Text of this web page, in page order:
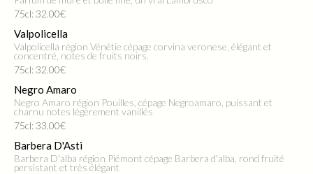
75cl: 32.00€
Valpolicella
Valpolicella région Vénétie cépage corvina veronese, élégant et
concentré, notes de fruits noirs.
75cl: 32.00€
Negro Amaro
Negro Amaro région Pouilles, cépage Negroamaro, puissant et
charnu notes légèrement vanillés
75cl: 33.00€
Barbera D'Asti
Barbera D'alba région Piémont cépage Barbera d'alba, rond fruité
persistant et très élégant